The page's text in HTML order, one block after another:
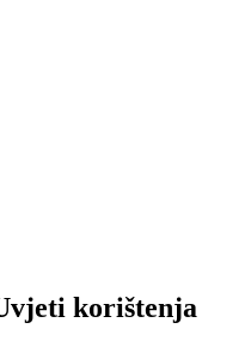
korištenja